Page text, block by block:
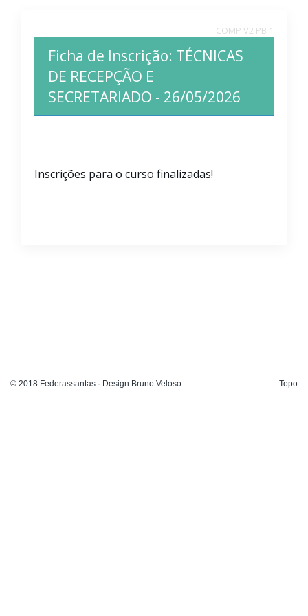
COMP V2 PB 1
Ficha de Inscrição: TÉCNICAS
DE RECEPÇÃO E
SECRETARIADO - 26/05/2026
Inscrições para o curso finalizadas!
Topo
© 2018 Federassantas · Design Bruno Veloso